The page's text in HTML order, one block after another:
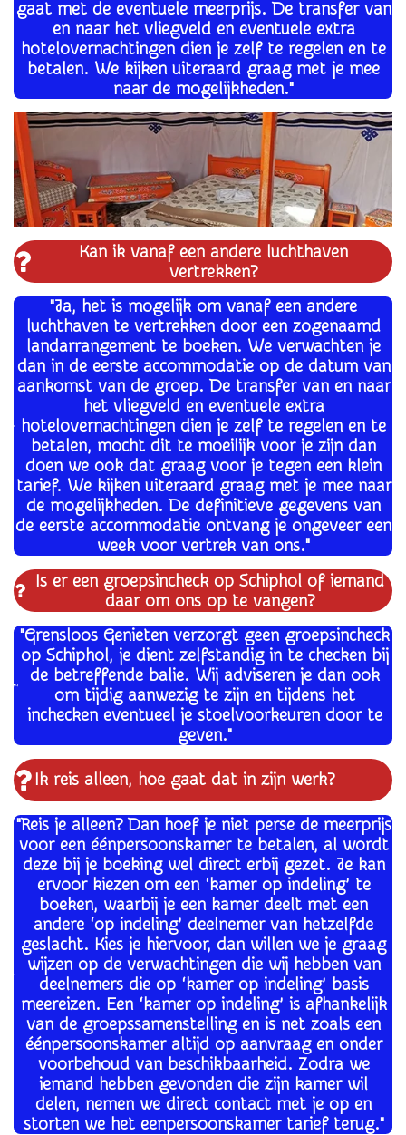
gaat met de eventuele meerprijs. De transfer van
en naar het vliegveld en eventuele extra
hotelovernachtingen dien je zelf te regelen en te
betalen. We kijken uiteraard graag met je mee
naar de mogelijkheden."
Kan ik vanaf een andere luchthaven
vertrekken?
"Ja, het is mogelijk om vanaf een andere
luchthaven te vertrekken door een zogenaamd
landarrangement te boeken. We verwachten je
dan in de eerste accommodatie op de datum van
aankomst van de groep. De transfer van en naar
het vliegveld en eventuele extra
hotelovernachtingen dien je zelf te regelen en te
betalen, mocht dit te moeilijk voor je zijn dan
doen we ook dat graag voor je tegen een klein
tarief. We kijken uiteraard graag met je mee naar
de mogelijkheden. De definitieve gegevens van
de eerste accommodatie ontvang je ongeveer een
week voor vertrek van ons."
Is er een groepsincheck op Schiphol of iemand
daar om ons op te vangen?
"Grensloos Genieten verzorgt geen groepsincheck
op Schiphol, je dient zelfstandig in te checken bij
de betreffende balie. Wij adviseren je dan ook
om tijdig aanwezig te zijn en tijdens het
inchecken eventueel je stoelvoorkeuren door te
geven."
Ik reis alleen, hoe gaat dat in zijn werk?
"Reis je alleen? Dan hoef je niet perse de meerprijs
voor een éénpersoonskamer te betalen, al wordt
deze bij je boeking wel direct erbij gezet. Je kan
ervoor kiezen om een ‘kamer op indeling’ te
boeken, waarbij je een kamer deelt met een
andere ‘op indeling’ deelnemer van hetzelfde
geslacht. Kies je hiervoor, dan willen we je graag
wijzen op de verwachtingen die wij hebben van
deelnemers die op ‘kamer op indeling’ basis
meereizen. Een ‘kamer op indeling’ is afhankelijk
van de groepssamenstelling en is net zoals een
éénpersoonskamer altijd op aanvraag en onder
voorbehoud van beschikbaarheid. Zodra we
iemand hebben gevonden die zijn kamer wil
delen, nemen we direct contact met je op en
storten we het eenpersoonskamer tarief terug."